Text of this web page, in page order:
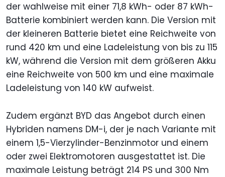
der wahlweise mit einer 71,8 kWh- oder 87 kWh-
Batterie kombiniert werden kann. Die Version mit
der kleineren Batterie bietet eine Reichweite von
rund 420 km und eine Ladeleistung von bis zu 115
kW, während die Version mit dem größeren Akku
eine Reichweite von 500 km und eine maximale
Ladeleistung von 140 kW aufweist.
Zudem ergänzt BYD das Angebot durch einen
Hybriden namens DM-i, der je nach Variante mit
einem 1,5-Vierzylinder-Benzinmotor und einem
oder zwei Elektromotoren ausgestattet ist. Die
maximale Leistung beträgt 214 PS und 300 Nm